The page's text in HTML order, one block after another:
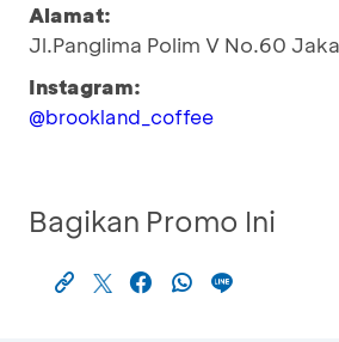
Alamat:
Jl.Panglima Polim V No.60
Instagram:
@brookland_coffee
Bagikan Promo Ini